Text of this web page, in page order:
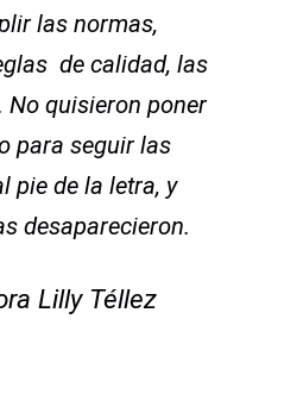
las normas,
de calidad, las
No quisieron poner
para seguir las
pie de la letra, y
desaparecieron.
Lilly Téllez